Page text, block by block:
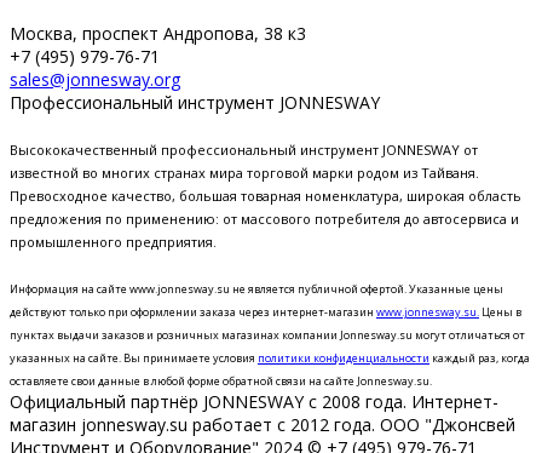
Москва, проспект Андропова, 38 к3
+7 (495) 979-76-71
sales@jonnesway.org
Профессиональный инструмент JONNESWAY
Высококачественный профессиональный инструмент JONNESWAY от
известной во многих странах мира торговой марки родом из Тайваня.
Превосходное качество, большая товарная номенклатура, широкая область
предложения по применению: от массового потребителя до автосервиса и
промышленного предприятия.
Информация на сайте www.jonnesway.su не является публичной офертой. Указанные цены
действуют только при оформлении заказа через интернет-магазин www.jonnesway.su. Цены в
пунктах выдачи заказов и розничных магазинах компании Jonnesway.su могут отличаться от
указанных на сайте. Вы принимаете условия политики конфиденциальности каждый раз, когда
оставляете свои данные в любой форме обратной связи на сайте Jonnesway.su.
Официальный партнёр JONNESWAY с 2008 года. Интернет-
магазин jonnesway.su работает с 2012 года. ООО "Джонсвей
Инструмент и Оборудование" 2024 © +7 (495) 979-76-71